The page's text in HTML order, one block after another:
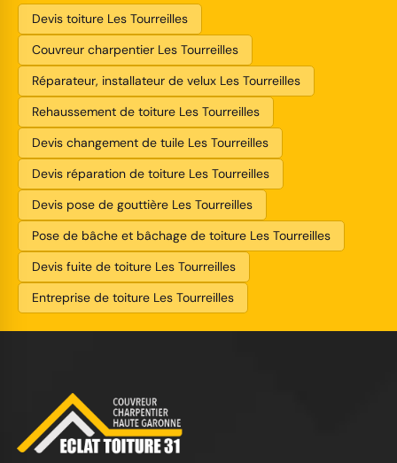
Devis toiture Les Tourreilles
Couvreur charpentier Les Tourreilles
Réparateur, installateur de velux Les Tourreilles
Rehaussement de toiture Les Tourreilles
Devis changement de tuile Les Tourreilles
Devis réparation de toiture Les Tourreilles
Devis pose de gouttière Les Tourreilles
Pose de bâche et bâchage de toiture Les Tourreilles
Devis fuite de toiture Les Tourreilles
Entreprise de toiture Les Tourreilles